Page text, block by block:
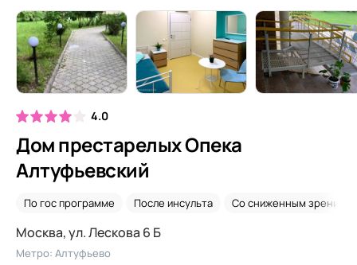
4.0
Дом престарелых Опека
Алтуфьевский
По гос программе После инсульта Со сниженным зрением
Москва, ул. Лескова 6 Б
Метро: Алтуфьево